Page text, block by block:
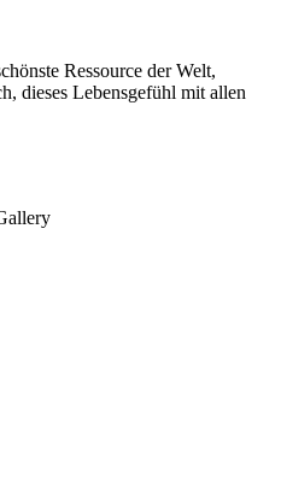
Ressource der Welt,
dieses Lebensgefühl mit allen